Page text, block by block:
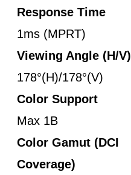
Response Time
1ms (MPRT)
Viewing Angle (H/V)
178°(H)/178°(V)
Color Support
Max 1B
Color Gamut (DCI
Coverage)